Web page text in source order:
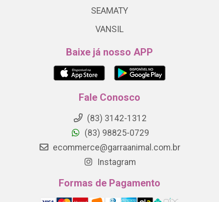
SEAMATY
VANSIL
Baixe já nosso APP
Fale Conosco
(83) 3142-1312
(83) 98825-0729
ecommerce@garraanimal.com.br
Instagram
Formas de Pagamento